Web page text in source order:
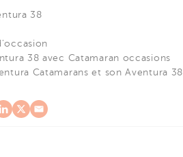
38
38 avec Catamaran occasions
Catamarans et son Aventura 38